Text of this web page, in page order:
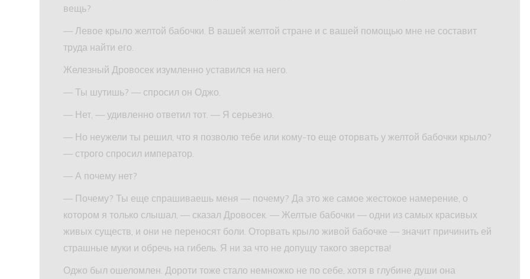
вещь?
— Левое крыло желтой бабочки. В вашей желтой стране и с вашей помощью мне не составит
труда найти его.
Железный Дровосек изумленно уставился на него.
— Ты шутишь? — спросил он Оджо.
— Нет, — удивленно ответил тот. — Я серьезно.
— Но неужели ты решил, что я позволю тебе или кому-то еще оторвать у желтой бабочки крыло?
— строго спросил император.
— А почему нет?
— Почему? Ты еще спрашиваешь меня — почему? Да это же самое жестокое намерение, о
котором я только слышал, — сказал Дровосек. — Желтые бабочки — одни из самых красивых
живых существ, и они не переносят боли. Оторвать крыло живой бабочке — значит причинить ей
страшные муки и обречь на гибель. Я ни за что не допущу такого зверства!
Оджо был ошеломлен. Дороти тоже стало немножко не по себе, хотя в глубине души она